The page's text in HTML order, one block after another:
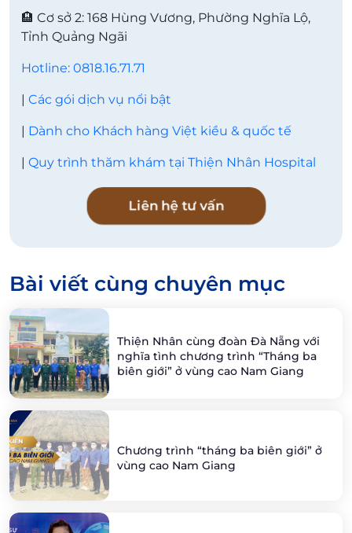
🏨 Cơ sở 2: 168 Hùng Vương, Phường Nghĩa Lộ,
Tỉnh Quảng Ngãi
Hotline: 0818.16.71.71
| Các gói dịch vụ nổi bật
| Dành cho Khách hàng Việt kiều & quốc tế
| Quy trình thăm khám tại Thiện Nhân Hospital
Liên hệ tư vấn
Bài viết cùng chuyên mục
Thiện Nhân cùng đoàn Đà Nẵng với
nghĩa tình chương trình “Tháng ba
biên giới” ở vùng cao Nam Giang
Chương trình “tháng ba biên giới” ở
vùng cao Nam Giang